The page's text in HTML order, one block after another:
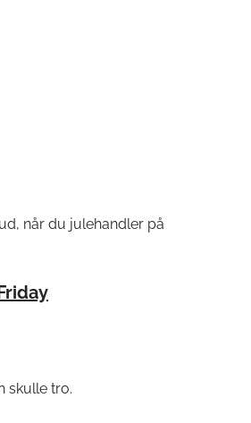
når du julehandler på
skulle tro.